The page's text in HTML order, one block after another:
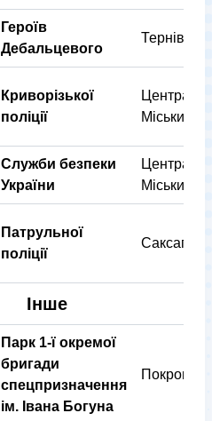
Героїв
Дебальцевого
Криворізької
поліції
Міський
Служби безпеки
України
Міський
Патрульної
поліції
Інше
Парк 1-ї окремої
бригади
спецпризначення
ім. Івана Богуна